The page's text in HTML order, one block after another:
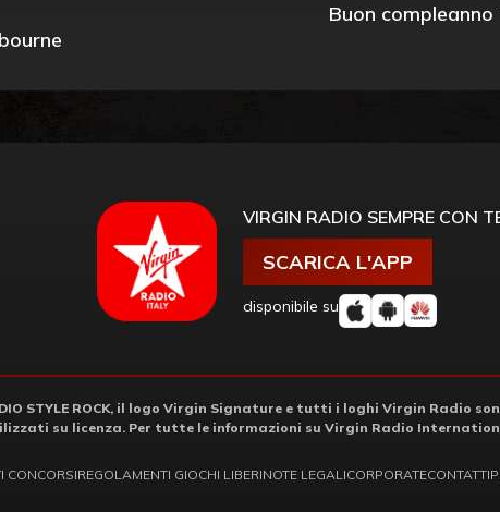
Buon
VIRGIN RADIO SEMPRE CON
SCARICA L'APP
disponibile su
STYLE ROCK, il logo Virgin Signature e tutti i loghi Virgin
su licenza. Per tutte le informazioni su Virgin Radio
CONCORSIREGOLAMENTI GIOCHI LIBERINOTE LEGALICORPORATECONTATTI